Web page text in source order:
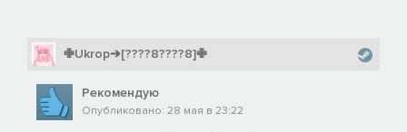
✙Ukrop➔[????8????8]✙
Рекомендую
Опубликовано: 28 мая в 23:22